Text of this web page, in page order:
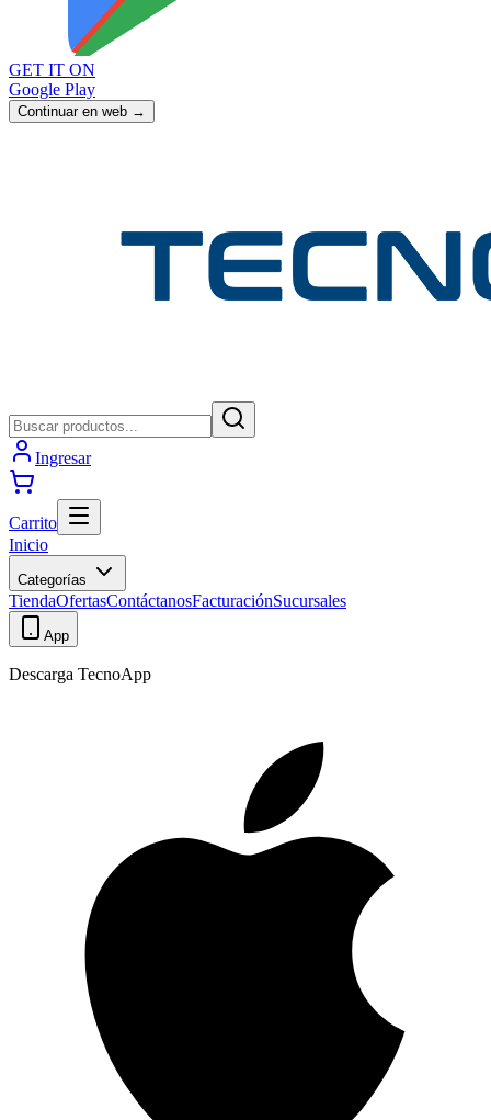
GET IT ON
Google Play
Continuar en web →
Ingresar
Carrito
Inicio
Categorías
TiendaOfertasContáctanosFacturaciónSucursales
App
Descarga TecnoApp